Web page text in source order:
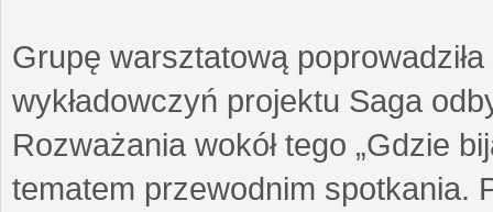
Grupę warsztatową
wykładowczyń projektu Saga
Rozważania wokół tego „Gdzie
tematem przewodnim spotkania.